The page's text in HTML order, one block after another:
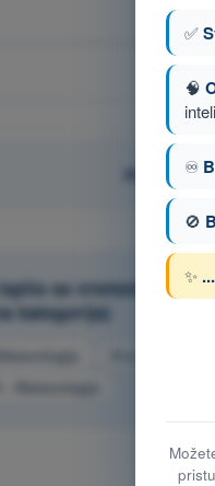
Pitanje 4
sa vremenom
kategorija)
Kviz za
Meteorologija
✅
🧠
♾️
🚫
✨